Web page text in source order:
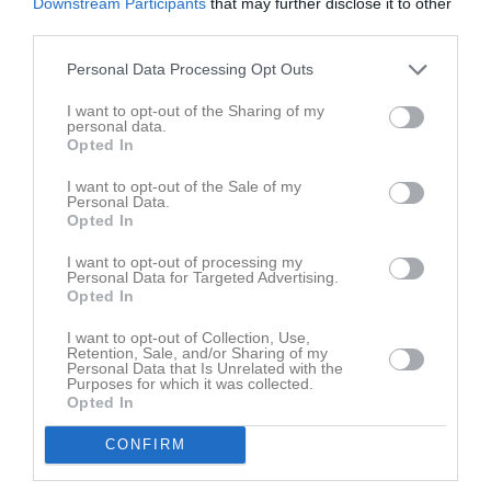
Personal Data Processing Opt Outs
I want to opt-out of the Sharing of my
personal data.
Opted In
I want to opt-out of the Sale of my
Personal Data.
Opted In
I want to opt-out of processing my
Personal Data for Targeted Advertising.
Opted In
I want to opt-out of Collection, Use,
Retention, Sale, and/or Sharing of my
Personal Data that Is Unrelated with the
Purposes for which it was collected.
Opted In
CONFIRM
göra mål
tekning ingen. 7-6 istället...
Nu är tiden 18:51.
Nervöst var ordet. Men samma scenario upprepar sig igen. Walle
bryter, spelar till Filip, som ser att ingen i SSG täcker hemåt, så
han slår in 8-6. Slutresultatet blir 9-6. Sista målet spel 4 mot 6, då
Ola åker ut 19:51.
Det finns mycket och säga och många att berömma. Ledarstaben.
Givetvis alla spelare. Daniel Sigridsson, Martin Henriksson,
Jonathan Wallmon, Vilgot Gustafsson, Karl Georgsson, Olle
Andersson, Anders Sjöman, Ola Hyltén, Philip Jonsson, Filip
Olsson, Olle Karlsson, Sebastian Sigfridsson, Wilton Sandberg,
Hugo Moberg, Robert Eriksson-Söderberg och Theo Johansson.
Dessa spelade idag
Sedan har vi haft fler spelare med.